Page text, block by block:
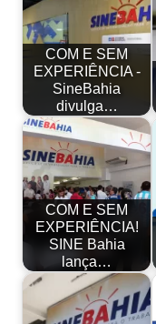
COM E SEM
EXPERIÊNCIA -
SineBahia
divulga…
COM E SEM
EXPERIÊNCIA!
SINE Bahia
lança…